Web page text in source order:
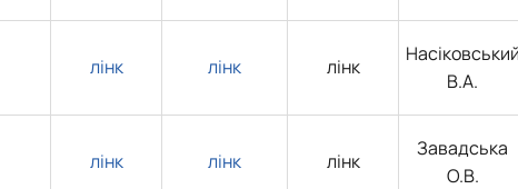
лінк лінк лінк
В.А.
лінк лінк лінк
Завадська
О.В.